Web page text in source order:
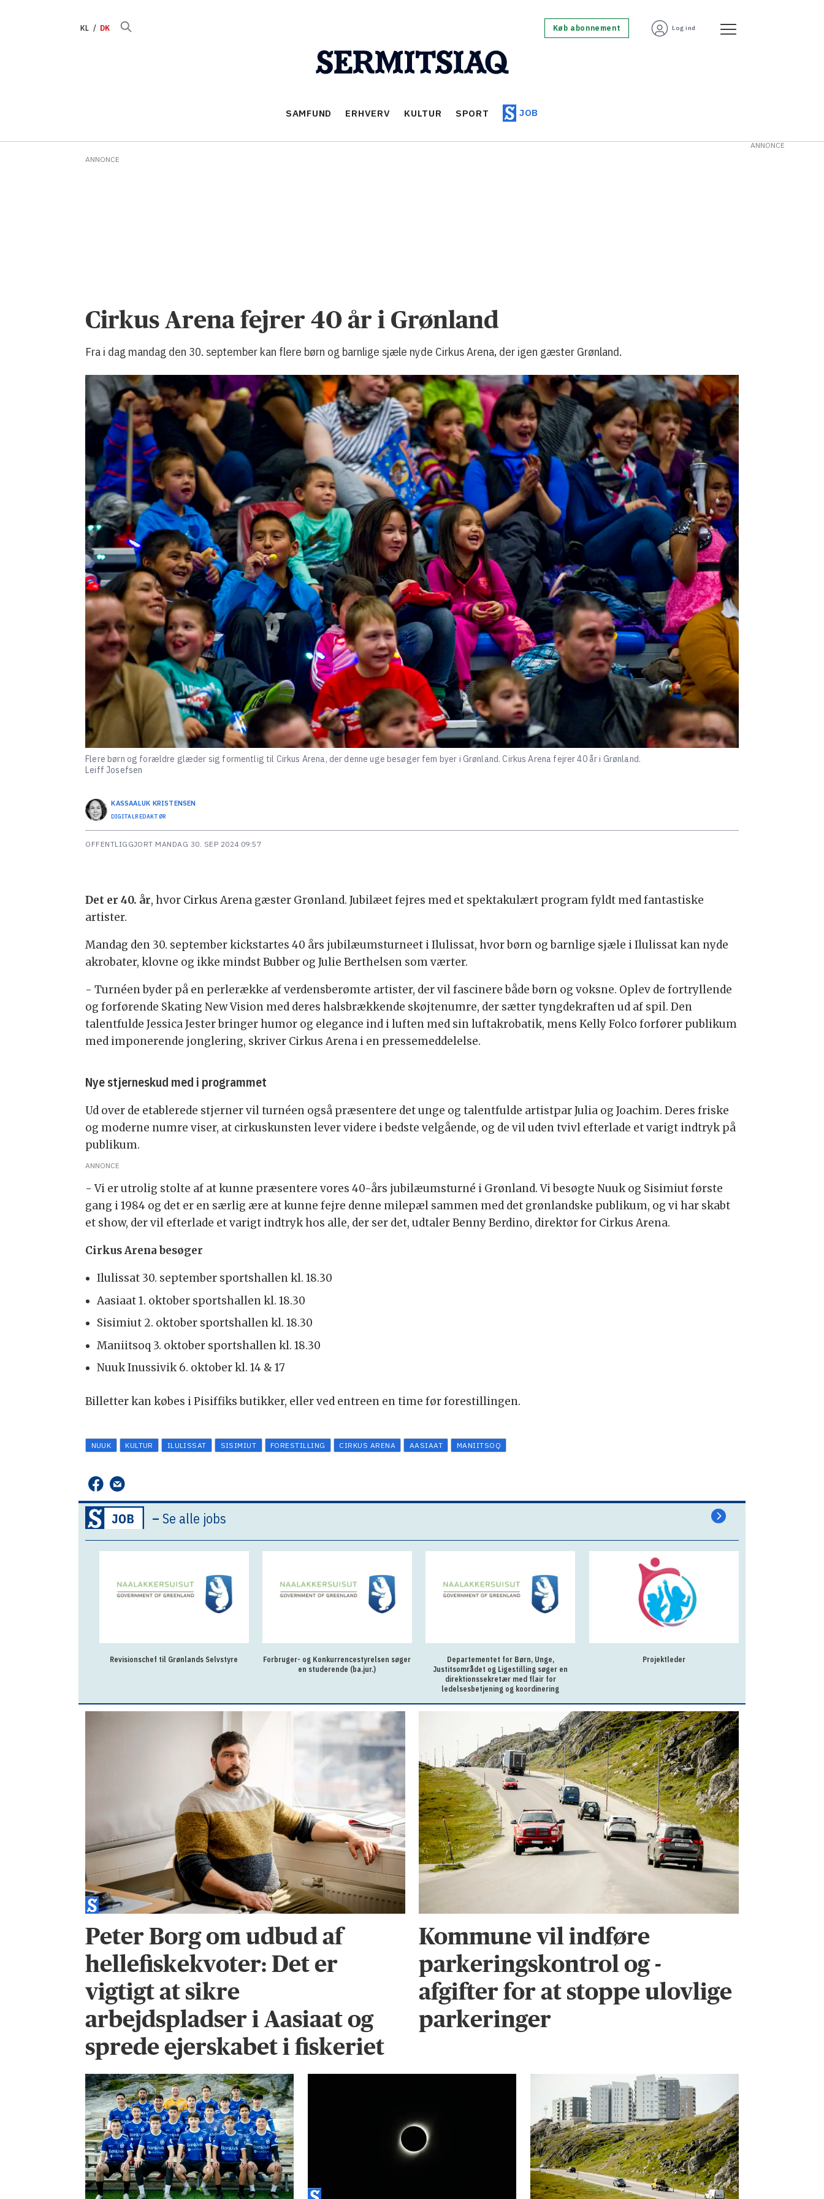
KL DK Køb abonnement Log ind
SAMFUND ERHVERV KULTUR SPORT JOB
ANNONCE
Cirkus Arena fejrer 40 år i Grønland
Fra i dag mandag den 30. september kan flere børn og barnlige sjæle nyde Cirkus Arena, der igen gæster Grønland.
Flere børn og forældre glæder sig formentlig til Cirkus Arena, der denne uge besøger fem byer i Grønland. Cirkus Arena fejrer 40 år i Grønland.
Leiff Josefsen
KASSAALUK KRISTENSEN
DIGITALREDAKTØR
OFFENTLIGGJORT MANDAG 30. SEP 2024 09:57
Det er 40. år, hvor Cirkus Arena gæster Grønland. Jubilæet fejres med et spektakulært program fyldt med fantastiske
artister.
Mandag den 30. september kickstartes 40 års jubilæumsturneet i Ilulissat, hvor børn og barnlige sjæle i Ilulissat kan nyde
akrobater, klovne og ikke mindst Bubber og Julie Berthelsen som værter.
- Turnéen byder på en perlerække af verdensberømte artister, der vil fascinere både børn og voksne. Oplev de fortryllende
og forførende Skating New Vision med deres halsbrækkende skøjtenumre, der sætter tyngdekraften ud af spil. Den
talentfulde Jessica Jester bringer humor og elegance ind i luften med sin luftakrobatik, mens Kelly Folco forfører publikum
med imponerende jonglering, skriver Cirkus Arena i en pressemeddelelse.
Nye stjerneskud med i programmet
Ud over de etablerede stjerner vil turnéen også præsentere det unge og talentfulde artistpar Julia og Joachim. Deres friske
og moderne numre viser, at cirkuskunsten lever videre i bedste velgående, og de vil uden tvivl efterlade et varigt indtryk på
publikum.
ANNONCE
- Vi er utrolig stolte af at kunne præsentere vores 40-års jubilæumsturné i Grønland. Vi besøgte Nuuk og Sisimiut første
gang i 1984 og det er en særlig ære at kunne fejre denne milepæl sammen med det grønlandske publikum, og vi har skabt
et show, der vil efterlade et varigt indtryk hos alle, der ser det, udtaler Benny Berdino, direktør for Cirkus Arena.
Cirkus Arena besøger
Ilulissat 30. september sportshallen kl. 18.30
Aasiaat 1. oktober sportshallen kl. 18.30
Sisimiut 2. oktober sportshallen kl. 18.30
Maniitsoq 3. oktober sportshallen kl. 18.30
Nuuk Inussivik 6. oktober kl. 14 & 17
Billetter kan købes i Pisiffiks butikker, eller ved entreen en time før forestillingen.
NUUK KULTUR ILULISSAT SISIMIUT FORESTILLING CIRKUS ARENA AASIAAT MANIITSOQ
– Se alle jobs
Revisionschef til Grønlands Selvstyre
Forbruger- og Konkurrencestyrelsen søger
en studerende (ba.jur.)
Departementet for Børn, Unge,
Justitsområdet og Ligestilling søger en
direktionssekretær med flair for
ledelsesbetjening og koordinering
Projektleder
Peter Borg om udbud af
hellefiskekvoter: Det er
vigtigt at sikre
arbejdspladser i Aasiaat og
sprede ejerskabet i fiskeriet
Kommune vil indføre
parkeringskontrol og -
afgifter for at stoppe ulovlige
parkeringer
ANNONCE